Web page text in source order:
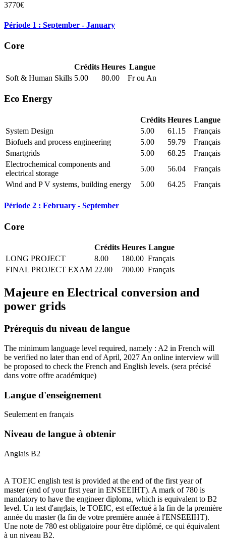
3770€
Période 1 : September - January
Core
Crédits Heures Langue
Soft & Human Skills 5.00 80.00 Fr ou An
Eco Energy
Crédits Heures Langue
System Design
5.00 61.15
Français
Biofuels and process engineering
5.00 59.79
Français
Smartgrids
5.00 68.25
Français
Electrochemical components and
electrical storage
5.00 56.04
Français
Wind and P V systems, building energy
5.00 64.25 Français
Période 2 : February - September
Core
Crédits Heures Langue
LONG PROJECT
8.00 180.00 Français
FINAL PROJECT EXAM 22.00 700.00 Français
Majeure en Electrical conversion and
power grids
Prérequis du niveau de langue
The minimum language level required, namely : A2 in French will
be verified no later than end of April, 2027 An online interview will
be proposed to check the French and English levels. (sera précisé
dans votre offre académique)
Langue d'enseignement
Seulement en français
Niveau de langue à obtenir
Anglais B2
A TOEIC english test is provided at the end of the first year of
master (end of your first year in ENSEEIHT). A mark of 780 is
mandatory to have the engineer diploma, which is equivalent to B2
level. Un test d'anglais, le TOEIC, est effectué à la fin de la première
année du master (la fin de votre première année à l'ENSEEIHT).
Une note de 780 est obligatoire pour être diplômé, ce qui équivalent
à un niveau B2.